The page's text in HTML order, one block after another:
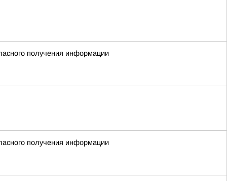
получения информации
получения информации